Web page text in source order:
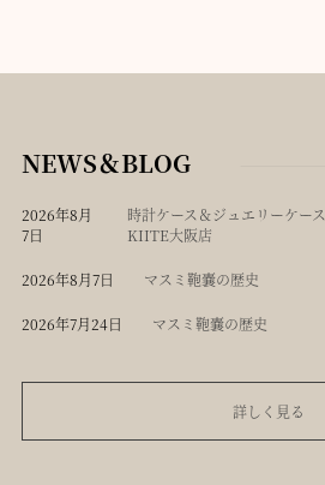
NEWS＆BLOG
2026年8月
7日
時計ケース＆ジュエリーケ
KIITE大阪店
2026年8月7日 マスミ鞄嚢の歴史
2026年7月24日 マスミ鞄嚢の歴史
詳しく見る